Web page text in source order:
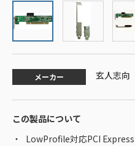
メーカー 玄人志向
この製品について
LowProfile対応PCI